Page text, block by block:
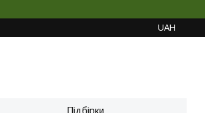
UAH
Підбірки